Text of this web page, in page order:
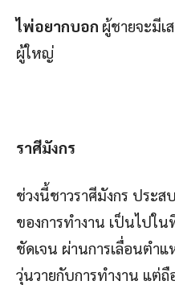
ไพ่อยากบอก ผู้ชายจะมีเ
ผู้ใหญ่
ราศีมังกร
ช่วงนี้ชาวราศีมังกร ประส
ของการทำงาน เป็นไปใ
ชัดเจน ผ่านการเลื่อนตำ
วุ่นวายกับการทำงาน แต่